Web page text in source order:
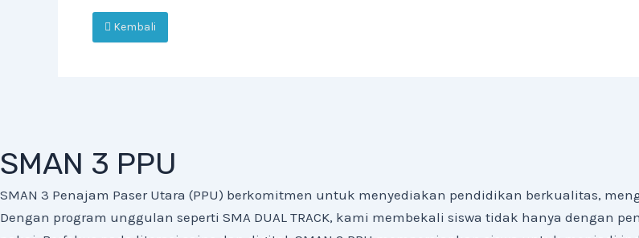
Kembali
SMAN 3 PPU
SMAN 3 Penajam Paser Utara (PPU) berkomitmen untuk menyediakan pendidikan berkualitas,
Dengan program unggulan seperti SMA DUAL TRACK, kami membekali siswa tidak hanya dengan